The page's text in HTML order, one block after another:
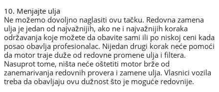
10. Menjajte ulja
Ne možemo dovoljno naglasiti ovu tačku. Redovna zamena
ulja je jedan od najvažnijih, ako ne i najvažnijih koraka
održavanja koje možete da obavite sami ili po niskoj ceni kada
posao obavlja profesionalac. Nijedan drugi korak neće pomoći
da motor traje duže od redovne promene ulja i filtera.
Nasuprot tome, ništa neće oštetiti motor brže od
zanemarivanja redovnih provera i zamene ulja. Vlasnici vozila
treba da obavljaju ovu dužnost što je moguće redovnije.